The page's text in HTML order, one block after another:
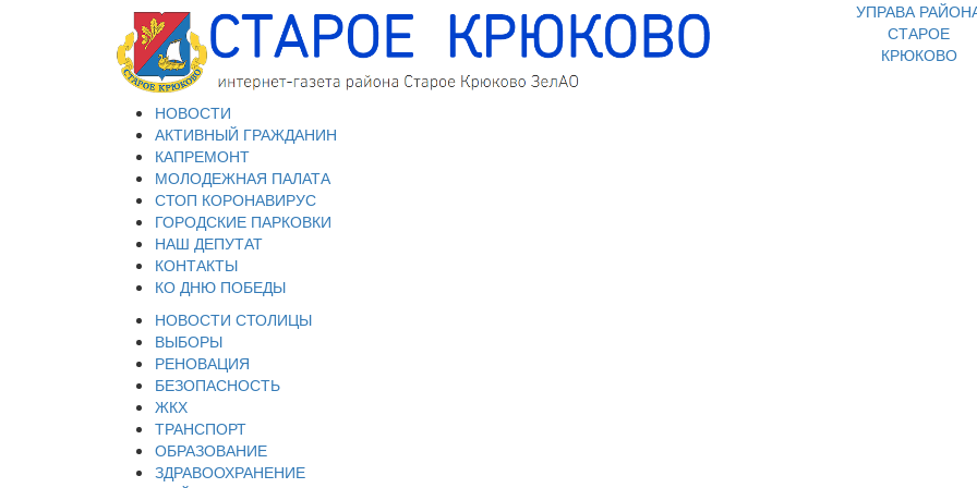
УПРАВА
СТАРОЕ
КРЮКОВО
НОВОСТИ
АКТИВНЫЙ ГРАЖДАНИН
КАПРЕМОНТ
МОЛОДЕЖНАЯ ПАЛАТА
СТОП КОРОНАВИРУС
ГОРОДСКИЕ ПАРКОВКИ
НАШ ДЕПУТАТ
КОНТАКТЫ
КО ДНЮ ПОБЕДЫ
НОВОСТИ СТОЛИЦЫ
ВЫБОРЫ
РЕНОВАЦИЯ
БЕЗОПАСНОСТЬ
ЖКХ
ТРАНСПОРТ
ОБРАЗОВАНИЕ
ЗДРАВООХРАНЕНИЕ